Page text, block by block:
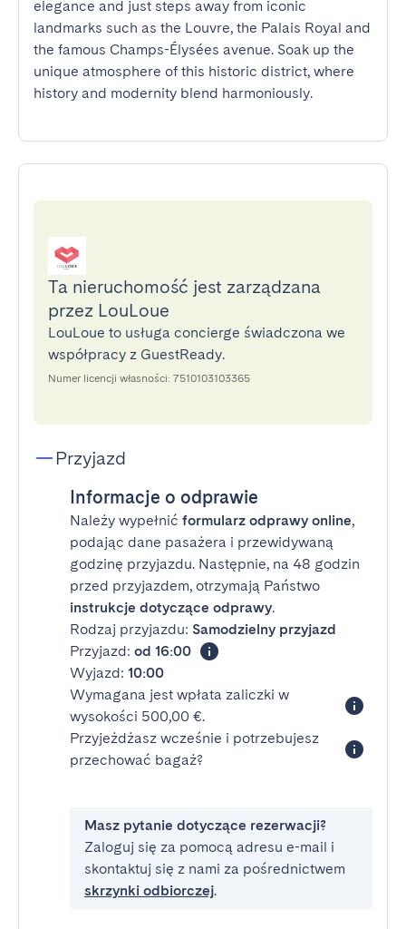
elegance and just steps away from iconic
landmarks such as the Louvre, the Palais Royal and
the famous Champs-Élysées avenue. Soak up the
unique atmosphere of this historic district, where
history and modernity blend harmoniously.
Ta nieruchomość jest zarządzana
przez LouLoue
LouLoue to usługa concierge świadczona we
współpracy z GuestReady.
Numer licencji własności: 7510103103365
Przyjazd
Informacje o odprawie
Należy wypełnić formularz odprawy online,
podając dane pasażera i przewidywaną
godzinę przyjazdu. Następnie, na 48 godzin
przed przyjazdem, otrzymają Państwo
instrukcje dotyczące odprawy.
Rodzaj przyjazdu: Samodzielny przyjazd
Przyjazd: od 16:00
Wyjazd: 10:00
Wymagana jest wpłata zaliczki w
wysokości 500,00 €.
Przyjeżdżasz wcześnie i potrzebujesz
przechować bagaż?
Masz pytanie dotyczące rezerwacji?
Zaloguj się za pomocą adresu e-mail i
skontaktuj się z nami za pośrednictwem
skrzynki odbiorczej.